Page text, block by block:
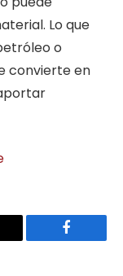
Lo que
o
convierte en
Facebook